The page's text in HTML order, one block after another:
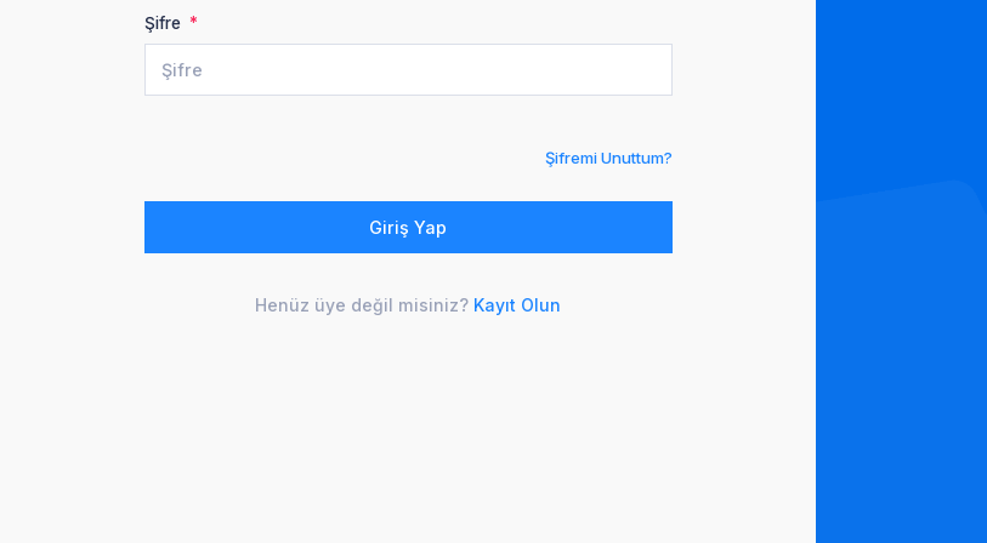
Şifre
Şifremi Unuttum?
Giriş Yap
Henüz üye değil misiniz? Kayıt Olun